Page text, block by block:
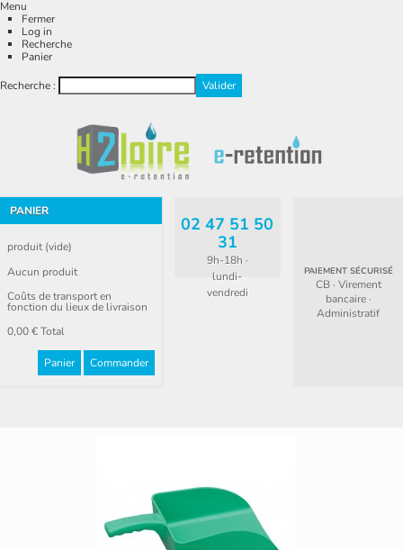
Menu
Fermer
Log in
Recherche
Panier
Recherche :
PANIER
produit (vide)
Aucun produit
Coûts de transport en
fonction du lieux de livraison
0,00 €Total
Panier Commander
02 47 51 50
31
9h-18h ·
lundi-
vendredi
PAIEMENT SÉCURISÉ
CB · Virement
bancaire ·
Administratif